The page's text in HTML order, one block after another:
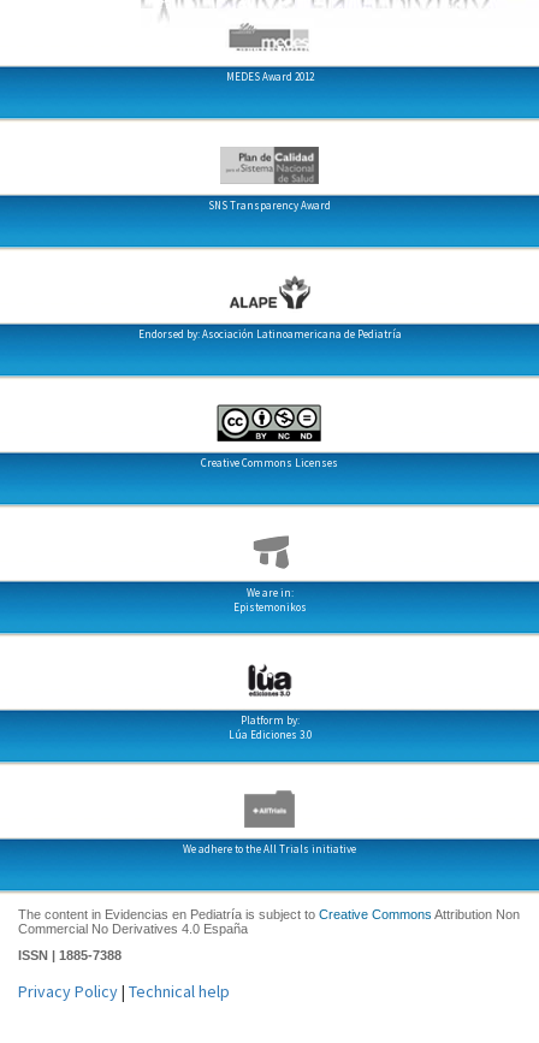
MEDES Award 2012
SNS Transparency Award
Endorsed by: Asociación Latinoamericana de Pediatría
Creative Commons Licenses
We are in:
Epistemonikos
Platform by:
Lúa Ediciones 3.0
We adhere to the All Trials initiative
The content in Evidencias en Pediatría is subject to Creative Commons Attribution Non
Commercial No Derivatives 4.0 España
ISSN | 1885-7388
Privacy Policy| Technical help